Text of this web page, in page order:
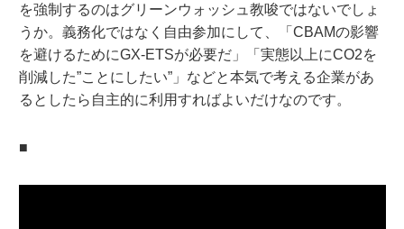
を強制するのはグリーンウォッシュ教唆ではないでしょ
うか。義務化ではなく自由参加にして、「CBAMの影響
を避けるためにGX-ETSが必要だ」「実態以上にCO2を
削減した”ことにしたい”」などと本気で考える企業があ
るとしたら自主的に利用すればよいだけなのです。
■